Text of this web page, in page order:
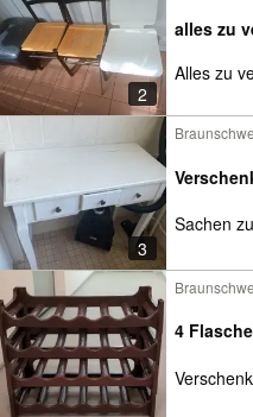
2
alles zu
Alles zu
3
Sachen
4